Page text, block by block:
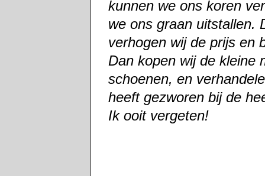
kunnen we ons koren
we ons graan uitstallen.
verhogen wij de prijs en
Dan kopen wij de kleine
schoenen, en
heeft gezworen bij de
Ik ooit vergeten!